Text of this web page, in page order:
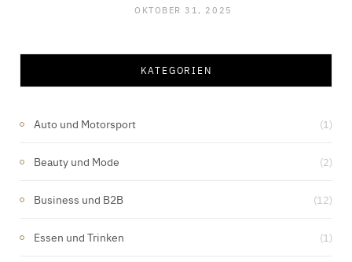
OKTOBER 31, 2025
KATEGORIEN
Auto und Motorsport (1)
Beauty und Mode (2)
Business und B2B (12)
Essen und Trinken (1)